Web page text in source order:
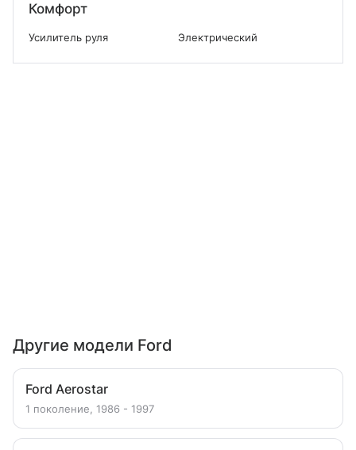
Комфорт
Усилитель руля Электрический
Другие модели Ford
Ford Aerostar
1 поколение, 1986 - 1997